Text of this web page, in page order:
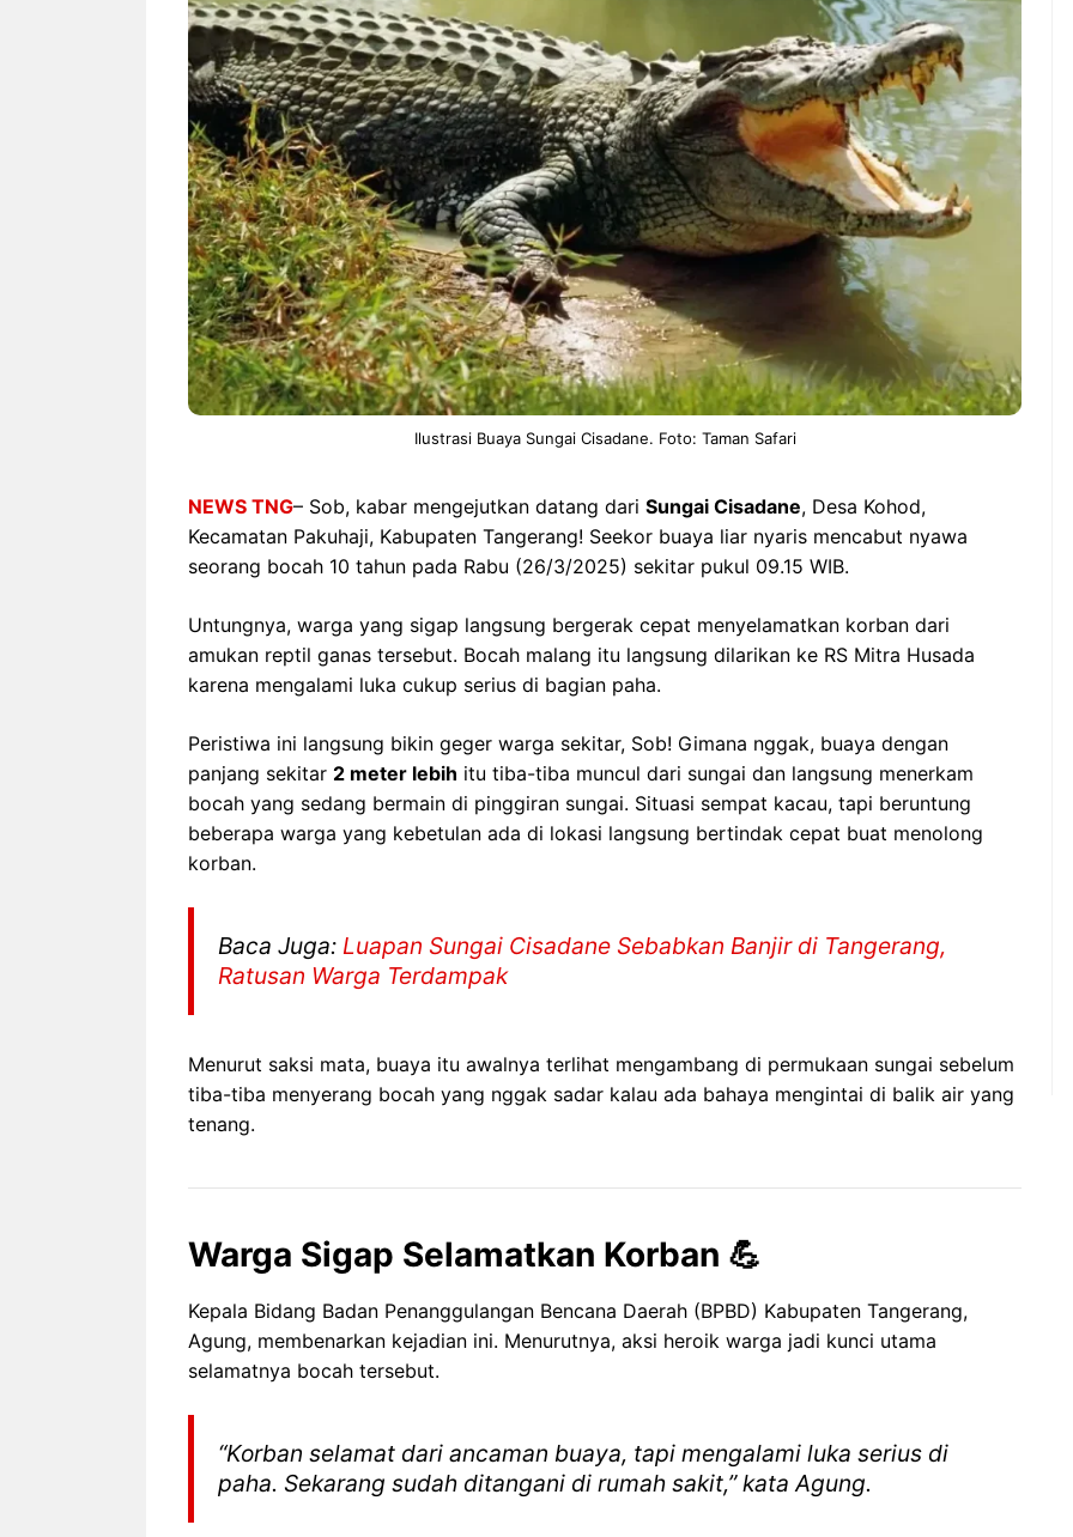
Ilustrasi Buaya Sungai Cisadane. Foto: Taman Safari
NEWS TNG– Sob, kabar mengejutkan datang dari Sungai Cisadane, Desa Kohod,
Kecamatan Pakuhaji, Kabupaten Tangerang! Seekor buaya liar nyaris mencabut nyawa
seorang bocah 10 tahun pada Rabu (26/3/2025) sekitar pukul 09.15 WIB.
Untungnya, warga yang sigap langsung bergerak cepat menyelamatkan korban dari
amukan reptil ganas tersebut. Bocah malang itu langsung dilarikan ke RS Mitra Husada
karena mengalami luka cukup serius di bagian paha.
Peristiwa ini langsung bikin geger warga sekitar, Sob! Gimana nggak, buaya dengan
panjang sekitar 2 meter lebih itu tiba-tiba muncul dari sungai dan langsung menerkam
bocah yang sedang bermain di pinggiran sungai. Situasi sempat kacau, tapi beruntung
beberapa warga yang kebetulan ada di lokasi langsung bertindak cepat buat menolong
korban.
Baca Juga: Luapan Sungai Cisadane Sebabkan Banjir di Tangerang,
Ratusan Warga Terdampak
Menurut saksi mata, buaya itu awalnya terlihat mengambang di permukaan sungai sebelum
tiba-tiba menyerang bocah yang nggak sadar kalau ada bahaya mengintai di balik air yang
tenang.
Warga Sigap Selamatkan Korban 💪
Kepala Bidang Badan Penanggulangan Bencana Daerah (BPBD) Kabupaten Tangerang,
Agung, membenarkan kejadian ini. Menurutnya, aksi heroik warga jadi kunci utama
selamatnya bocah tersebut.
“Korban selamat dari ancaman buaya, tapi mengalami luka serius di
paha. Sekarang sudah ditangani di rumah sakit,”kata Agung.
Menyambut pergantian tahun
2026, restoran all you can eat
Kakkoii All You Can Eat Bandung
menghadirkan ...
Sambut 2026, Kakkoii
Bandung Hadirkan Pesta All
You Can Eat Mulai Rp
145.000
kamu mulai ngerjain sesuatu cuma
buat iseng-iseng, eh ternyata malah
jadi peluang bisnis yang
menguntungkan? ...
Dari Iseng Jadi Cuan: Kisah
TUM_ATUL yang Ubah
Hampers Jadi Bisnis Kece
kenal dengan kelezatan masakan
Jepang? Kuliner dari negeri
sakura ini memang sudah
mendunia dan punya ...
7 Menu
Restora
n
Jepang
yang
Sushi!